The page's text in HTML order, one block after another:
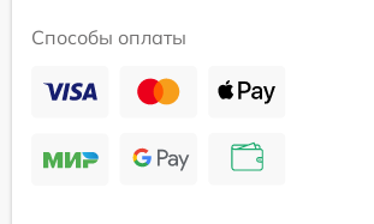
Способы оплаты